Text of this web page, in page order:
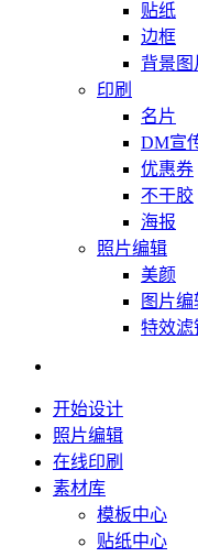
贴纸
边框
背景图
印刷
名片
DM宣
优惠券
不干胶
海报
照片编辑
美颜
图片
特效滤
开始设计
照片编辑
在线印刷
素材库
模板中心
贴纸中心